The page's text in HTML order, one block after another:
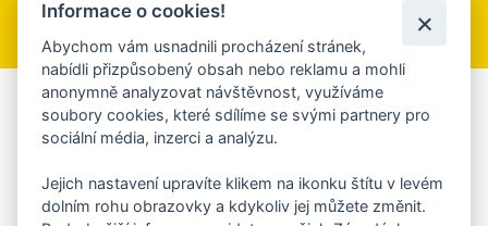
Přihlásit se k odběru
Aplikace Mobilní rozhlas
Chcete dostávat do svého mobilu či mailu upozornění na
ankety, pozvánky na kulturní a sportovní akce?
Více informací o aplikaci
Informace o cookies!
Abychom vám usnadnili procházení stránek,
nabídli přizpůsobený obsah nebo reklamu a mohli
anonymně analyzovat návštěvnost, využíváme
soubory cookies, které sdílíme se svými partnery pro
sociální média, inzerci a analýzu.
Jejich nastavení upravíte klikem na ikonku štítu v levém
dolním rohu obrazovky a kdykoliv jej můžete změnit.